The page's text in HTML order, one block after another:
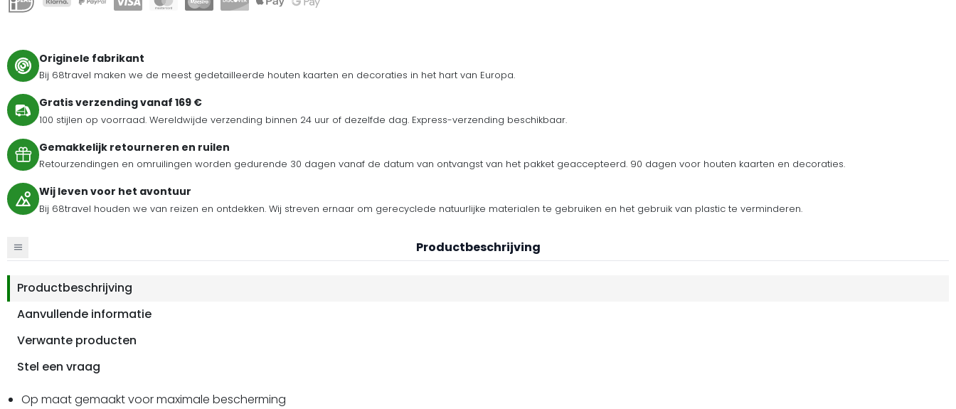
Originele fabrikant
Bij 68travel maken we de meest gedetailleerde houten kaarten en decoraties in het hart van Europa.
Gratis verzending vanaf 169 €
100 stijlen op voorraad. Wereldwijde verzending binnen 24 uur of dezelfde dag. Express-verzending beschikbaar.
Gemakkelijk retourneren en ruilen
Retourzendingen en omruilingen worden gedurende 30 dagen vanaf de datum van ontvangst van het pakket geaccepteerd. 90 dagen voor houten kaarten en decoraties.
Wij leven voor het avontuur
Bij 68travel houden we van reizen en ontdekken. Wij streven ernaar om gerecyclede natuurlijke materialen te gebruiken en het gebruik van plastic te verminderen.
Productbeschrijving
Productbeschrijving
Aanvullende informatie
Verwante producten
Stel een vraag
Op maat gemaakt voor maximale bescherming